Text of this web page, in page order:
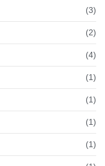
(3)
(2)
(4)
(1)
(1)
(1)
(1)